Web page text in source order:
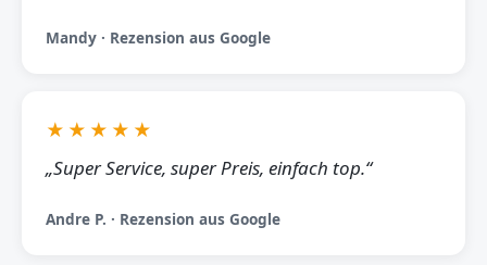
Mandy · Rezension aus Google
★★★★★
„Super Service, super Preis, einfach top.“
Andre P. · Rezension aus Google